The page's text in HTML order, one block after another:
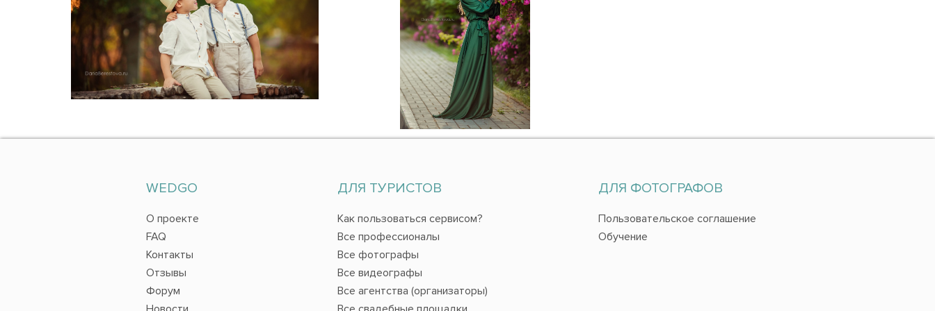
WEDGO
О проекте
FAQ
Контакты
Отзывы
Форум
ДЛЯ ТУРИСТОВ
Как пользоваться сервисом?
Все профессионалы
Все фотографы
Все видеографы
Все агентства (организаторы)
ДЛЯ ФОТОГРАФОВ
Пользовательское соглашение
Обучение